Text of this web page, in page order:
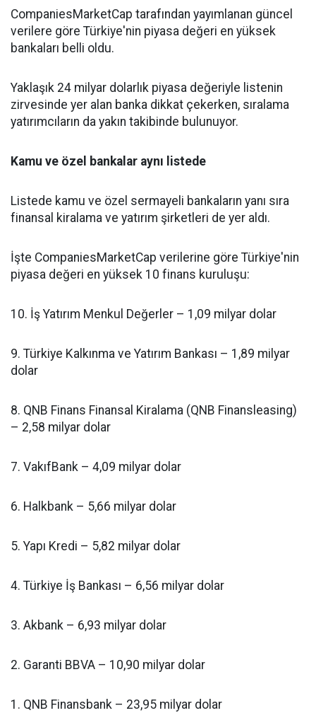
CompaniesMarketCap tarafından yayımlanan güncel
verilere göre Türkiye'nin piyasa değeri en yüksek
bankaları belli oldu.
Yaklaşık 24 milyar dolarlık piyasa değeriyle listenin
zirvesinde yer alan banka dikkat çekerken, sıralama
yatırımcıların da yakın takibinde bulunuyor.
Kamu ve özel bankalar aynı listede
Listede kamu ve özel sermayeli bankaların yanı sıra
finansal kiralama ve yatırım şirketleri de yer aldı.
İşte CompaniesMarketCap verilerine göre Türkiye'nin
piyasa değeri en yüksek 10 finans kuruluşu:
10. İş Yatırım Menkul Değerler – 1,09 milyar dolar
9. Türkiye Kalkınma ve Yatırım Bankası – 1,89 milyar
dolar
8. QNB Finans Finansal Kiralama (QNB Finansleasing)
– 2,58 milyar dolar
7. VakıfBank – 4,09 milyar dolar
6. Halkbank – 5,66 milyar dolar
5. Yapı Kredi – 5,82 milyar dolar
4. Türkiye İş Bankası – 6,56 milyar dolar
3. Akbank – 6,93 milyar dolar
2. Garanti BBVA – 10,90 milyar dolar
1. QNB Finansbank – 23,95 milyar dolar